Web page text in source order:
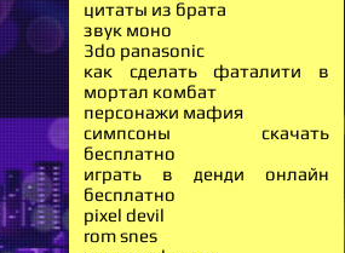
цитаты из брата
звук моно
3do panasonic
как сделать фаталити в
мортал комбат
персонажи мафия
симпсоны скачать
бесплатно
играть в денди онлайн
бесплатно
pixel devil
rom snes